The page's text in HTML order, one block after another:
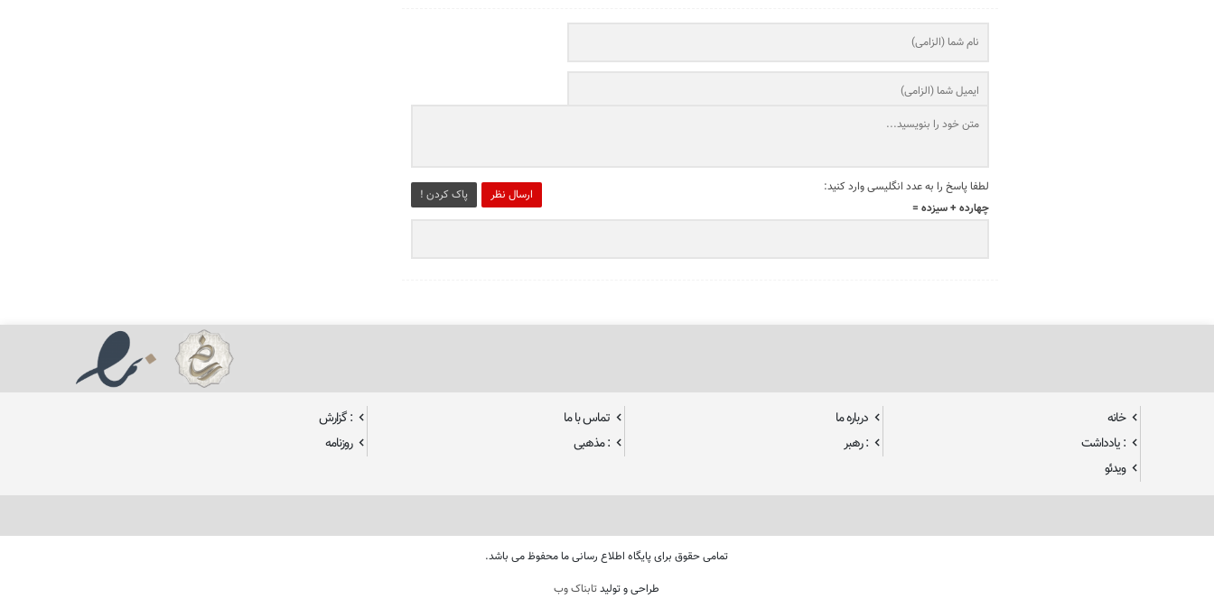
ارسال نظر پاک کردن !
لطفا پاسخ را به عدد انگلیسی وارد کنید:
چهارده + سیزده =
خانه درباره ما تماس با ما
: گزارش
: یادداشت
: رهبر : مذهبی
روزنامه
ویدئو
تمامی حقوق برای پایگاه اطلاع رسانی ما محفوظ می باشد.
طراحی و تولیدتابناک وب